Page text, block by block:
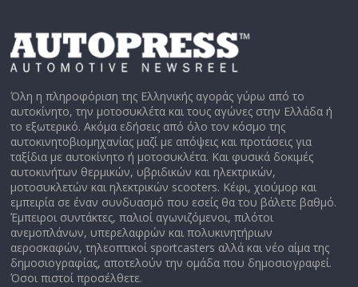
Όλη η πληροφόριση της Ελληνικής αγοράς γύρω από το
αυτοκίνητο, την μοτοσυκλέτα και τους αγώνες στην Ελλάδα ή
το εξωτερικό. Ακόμα εδήσεις από όλο τον κόσμο της
αυτοκινητοβιομηχανίας μαζί με απόψεις και προτάσεις για
ταξίδια με αυτοκίνητο ή μοτοσυκλέτα. Και φυσικά δοκιμές
αυτοκινήτων θερμικών, υβριδικών και ηλεκτρικών,
μοτοσυκλετών και ηλεκτρικών scooters. Κέφι, χιούμορ και
εμπειρία σε έναν συνδυασμό που εσείς θα του βάλετε βαθμό.
Έμπειροι συντάκτες, παλιοί αγωνιζόμενοι, πιλότοι
ανεμοπλάνων, υπερελαφρών και πολυκινητήριων
αεροσκαφών, τηλεοπτικοί sportcasters αλλά και νέο αίμα της
δημοσιογραφίας, αποτελούν την ομάδα που δημοσιογραφεί.
Όσοι πιστοί προσέλθετε.